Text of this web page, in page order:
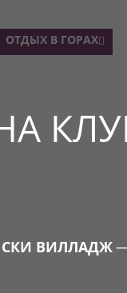
ОТДЫХ В ГОРАХ
СКИ ВИЛЛАДЖ